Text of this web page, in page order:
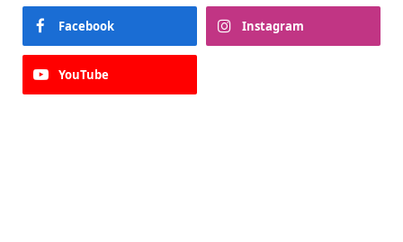
Facebook Instagram
YouTube